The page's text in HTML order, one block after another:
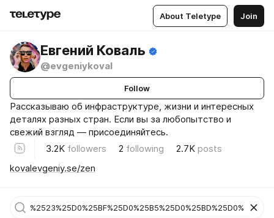
About Teletype Join
Евгений Коваль
@evgeniykoval
Follow
Рассказываю об инфраструктуре, жизни и интересных
деталях разных стран. Если вы за любопытство и
свежий взгляд — присоединяйтесь.
3.2K followers 2 following 2.7K posts
kovalevgeniy.se/zen